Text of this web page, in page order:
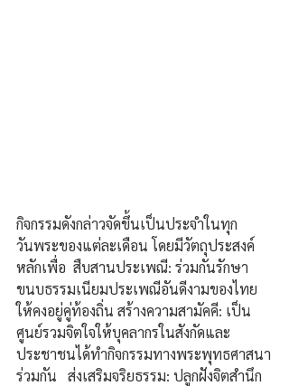
กิจกรรมดังกล่าวจัดขึ้นเป็นประจำในทุก
วันพระของแต่ละเดือน โดยมีวัตถุประสงค์
หลักเพื่อ  สืบสานประเพณี: ร่วมกันรักษา
ขนบธรรมเนียมประเพณีอันดีงามของไทย
ให้คงอยู่คู่ท้องถิ่น สร้างความสามัคคี: เป็น
ศูนย์รวมจิตใจให้บุคลากรในสังกัดและ
ประชาชนได้ทำกิจกรรมทางพระพุทธศาสนา
ร่วมกัน   ส่งเสริมจริยธรรม: ปลูกฝังจิตสำนึก